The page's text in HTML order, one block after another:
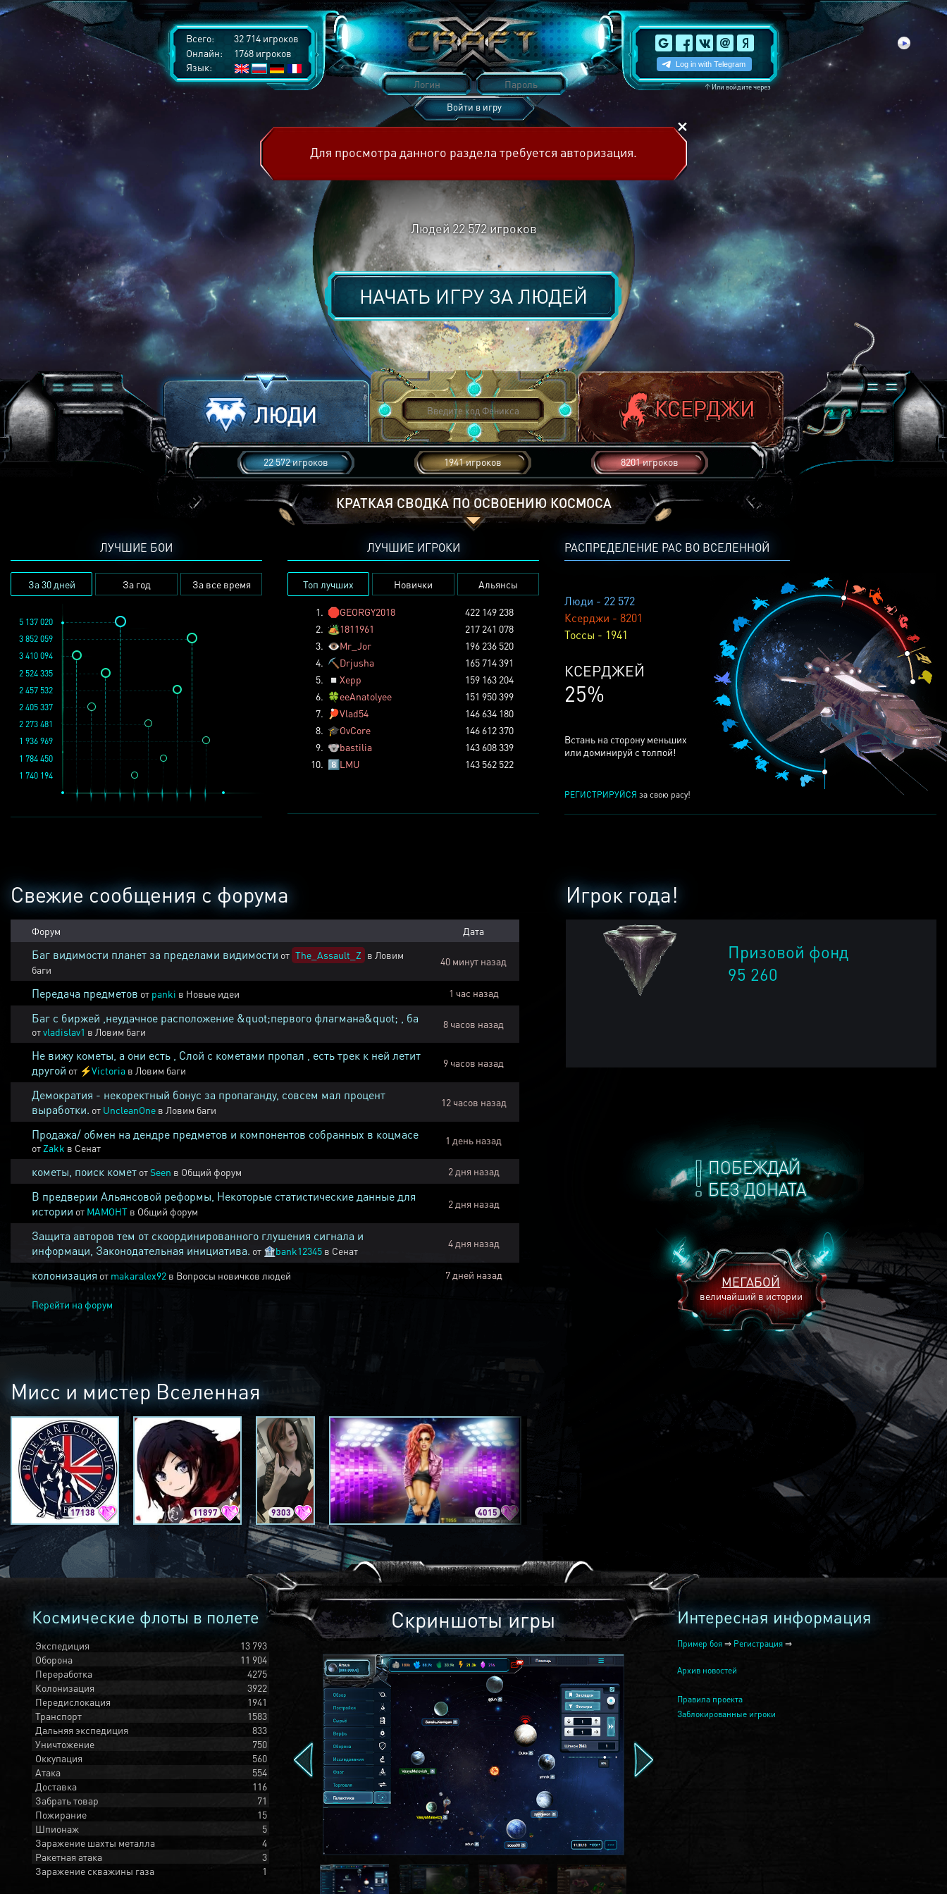
Всего:
32 714 игроков
Онлайн:
1768 игроков
Язык:
↑Или войдите через
Войти в игру
Для просмотра данного раздела требуется авторизация.
Людей 22 572игроков
НАЧАТЬ ИГРУ ЗАЛЮДЕЙ
22 572 игроков 1941 игроков 8201 игроков
КРАТКАЯ СВОДКА ПО ОСВОЕНИЮ КОСМОСА
РАСПРЕДЕЛЕНИЕ РАС ВО ВСЕЛЕННОЙ
Люди - 22 572
Ксерджи - 8201
Тоссы - 1941
КСЕРДЖЕЙ
25%
Встань на сторону меньших
или доминируй с толпой!
РЕГИСТРИРУЙСЯ за свою расу!
ЛУЧШИЕ БОИ
За 30 дней За год За все время
1 936 969
3 852 059
2 457 532
1 784 450
2 273 481
1 740 194
5 137 020
2 524 335
2 405 337
3 410 094
ЛУЧШИЕ ИГРОКИ
Топ лучших Новички Альянсы
1. 🛑GEORGY2018
422 149 238
2. 🏕️1811961
217 241 078
3. 👁️Mr_Jor
196 236 520
4. ⛏️ Drjusha
165 714 391
5.
◽ Xepp
159 163 204
6. 🍀eeAnatolyee
151 950 399
7.
🏓Vlad54
146 634 180
8. 🎓OvCore
146 612 370
9. 🐨bastilia
143 608 339
10. 8️⃣LMU 143 562 522
ПОБЕЖДАЙ
БЕЗ ДОНАТА
МЕГАБОЙ
величайший в истории
Игрок года!
Призовой фонд
95 260
Свежие сообщения с форума
Форум Дата
Баг видимости планет за пределами видимости от The_Assault_Z в Ловим
баги
40 минут назад
Передача предметов от panki в Новые идеи 1 час назад
Баг с биржей ,неудачное расположение &quot;первого флагмана&quot; , ба
отvladislav1 в Ловим баги
8 часов назад
Не вижу кометы, а они есть , Слой с кометами пропал , есть трек к ней летит
другой от ⚡Victoria в Ловим баги
9 часов назад
Демократия - некоректный бонус за пропаганду, совсем мал процент
выработки. от UncleanOne в Ловим баги
12 часов назад
Продажа/ обмен на дендре предметов и компонентов собранных в коцмасе
от Zakk в Сенат
1 день назад
кометы, поиск комет отSeen в Общий форум 2 дня назад
В предверии Альянсовой реформы, Некоторые статистические данные для
истории от MAMOHT в Общий форум
2 дня назад
Защита авторов тем от скоординированного глушения сигнала и
информаци, Законодательная инициатива. от 🏦bank12345 в Сенат
4 дня назад
колонизация от makaralex92 в Вопросы новичков людей 7 дней назад
Перейти на форум
Мисс и мистер Вселенная
17138 11897 9303 4015 2240
Космические флоты в полете
Экспедиция
13 793
Оборона
11 904
Переработка
4275
Колонизация
3922
Передислокация
1941
Транспорт
1583
Дальняя экспедиция
833
Уничтожение
750
Оккупация
560
Атака
554
Доставка
116
Забрать товар
71
Пожирание
15
Шпионаж
5
Заражение шахты металла
4
Ракетная атака
3
Заражение скважины газа
1
Скриншоты игры Интересная информация
Пример боя ⇒ Регистрация ⇒
Архив новостей
Правила проекта
Заблокированные игроки